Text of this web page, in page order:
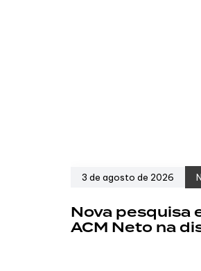
3 de agosto de 2026
Nova pesquisa
ACM Neto na